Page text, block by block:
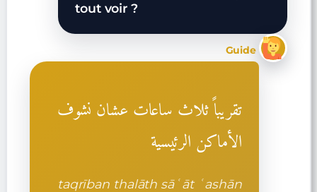
tout voir ?
Guide
تقريباً ثلاث ساعات عشان نشوف
الأماكن الرئيسية
taqrīban thalāth sāʿāt ʿashān